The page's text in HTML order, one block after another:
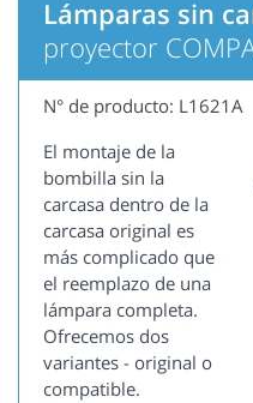
Lámparas sin
proyector
N° de producto: L1621A
El montaje de la
bombilla sin la
carcasa dentro de la
carcasa original es
más complicado que
el reemplazo de una
lámpara completa.
Ofrecemos dos
variantes - original o
compatible.